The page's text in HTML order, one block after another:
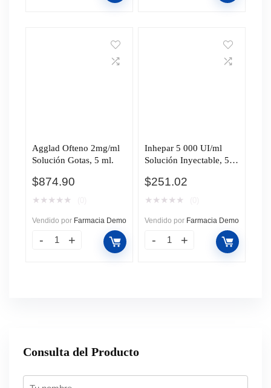
Agglad Ofteno 2mg/ml
Solución Gotas, 5 ml.
$874.90
★ ★ ★ ★ ★
Vendido por Farmacia Demo
Inhepar 5 000 UI/ml
Solución Inyectable, 5
$251.02
★ ★ ★ ★ ★
Vendido por Farmacia Demo
Consulta del Producto